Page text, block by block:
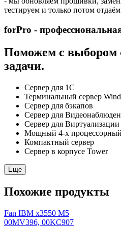
тестируем и только потом
forPro -
Поможем с выбором
задачи.
Сервер для 1С
Терминальный сервер
Сервер для бэкапов
Сервер для
Сервер для Виртуализации
Мощный 4-х процессорный
Компактный сервер
Сервер в корпусе Tower
Еще
Похожие продукты
Fan IBM x3550 M5
00MV396, 00KC907